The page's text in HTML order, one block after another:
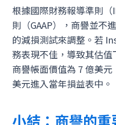
根據國際財務報導準則
則（GAAP），商譽並不
的減損測試來調整。若
務表現不佳，導致其估
商譽帳面價值為 7 億美
美元進入當年損益表中。
小結：商譽的重